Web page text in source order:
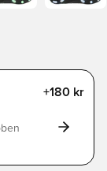
+180 kr